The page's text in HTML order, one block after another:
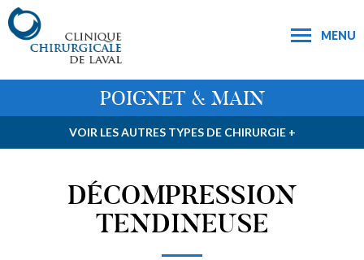
MENU
POIGNET & MAIN
VOIR LES AUTRES TYPES DE CHIRURGIE +
DÉCOMPRESSION
TENDINEUSE